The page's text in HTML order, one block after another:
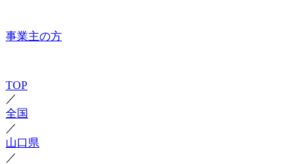
事業主の方
TOP
／
全国
／
山口県
／